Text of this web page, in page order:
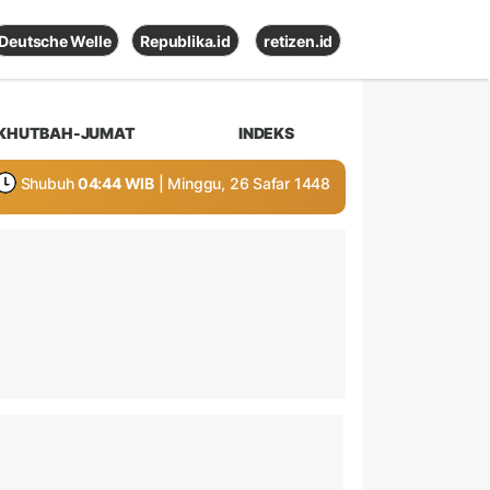
Deutsche Welle Republika.id retizen.id
JUMAT INDEKS
Shubuh 04:44 WIB | Minggu, 26 Safar 1448